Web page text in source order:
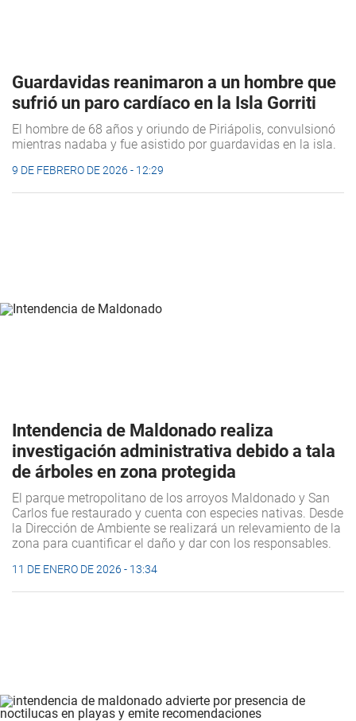
Guardavidas reanimaron a un hombre que
sufrió un paro cardíaco en la Isla Gorriti
El hombre de 68 años y oriundo de Piriápolis, convulsionó
mientras nadaba y fue asistido por guardavidas en la isla.
9 DE FEBRERO DE 2026 - 12:29
Intendencia de Maldonado realiza
investigación administrativa debido a tala
de árboles en zona protegida
El parque metropolitano de los arroyos Maldonado y San
Carlos fue restaurado y cuenta con especies nativas. Desde
la Dirección de Ambiente se realizará un relevamiento de la
zona para cuantificar el daño y dar con los responsables.
11 DE ENERO DE 2026 - 13:34